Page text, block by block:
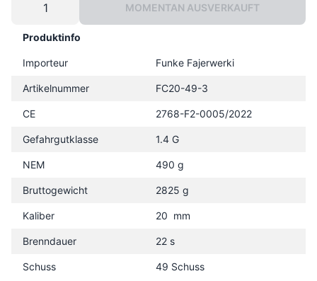
MOMENTAN AUSVERKAUFT
Produktinfo
Importeur Funke Fajerwerki
Artikelnummer FC20-49-3
CE 2768-F2-0005/2022
Gefahrgutklasse 1.4 G
NEM 490 g
Bruttogewicht 2825 g
Kaliber 20 mm
Brenndauer 22 s
Schuss 49 Schuss